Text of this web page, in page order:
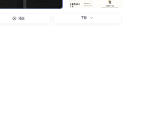
播放 下载